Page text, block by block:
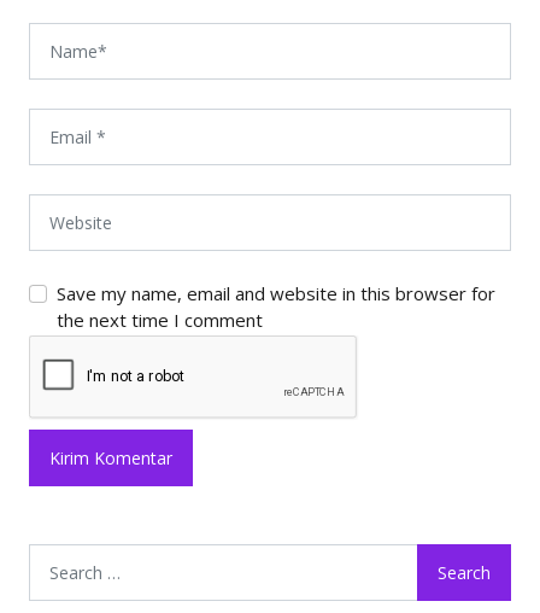
Save my name, email and website in this browser for
the next time I comment